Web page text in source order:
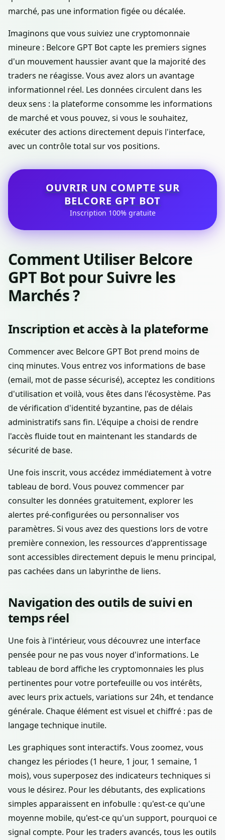
marché, pas une information figée ou décalée.
Imaginons que vous suiviez une cryptomonnaie
mineure : Belcore GPT Bot capte les premiers signes
d'un mouvement haussier avant que la majorité des
traders ne réagisse. Vous avez alors un avantage
informationnel réel. Les données circulent dans les
deux sens : la plateforme consomme les informations
de marché et vous pouvez, si vous le souhaitez,
exécuter des actions directement depuis l'interface,
avec un contrôle total sur vos positions.
OUVRIR UN COMPTE SUR
BELCORE GPT BOT
Inscription 100% gratuite
Comment Utiliser Belcore
GPT Bot pour Suivre les
Marchés ?
Inscription et accès à la plateforme
Commencer avec Belcore GPT Bot prend moins de
cinq minutes. Vous entrez vos informations de base
(email, mot de passe sécurisé), acceptez les conditions
d'utilisation et voilà, vous êtes dans l'écosystème. Pas
de vérification d'identité byzantine, pas de délais
administratifs sans fin. L'équipe a choisi de rendre
l'accès fluide tout en maintenant les standards de
sécurité de base.
Une fois inscrit, vous accédez immédiatement à votre
tableau de bord. Vous pouvez commencer par
consulter les données gratuitement, explorer les
alertes pré-configurées ou personnaliser vos
paramètres. Si vous avez des questions lors de votre
première connexion, les ressources d'apprentissage
sont accessibles directement depuis le menu principal,
pas cachées dans un labyrinthe de liens.
Navigation des outils de suivi en
temps réel
Une fois à l'intérieur, vous découvrez une interface
pensée pour ne pas vous noyer d'informations. Le
tableau de bord affiche les cryptomonnaies les plus
pertinentes pour votre portefeuille ou vos intérêts,
avec leurs prix actuels, variations sur 24h, et tendance
générale. Chaque élément est visuel et chiffré : pas de
langage technique inutile.
Les graphiques sont interactifs. Vous zoomez, vous
changez les périodes (1 heure, 1 jour, 1 semaine, 1
mois), vous superposez des indicateurs techniques si
vous le désirez. Pour les débutants, des explications
simples apparaissent en infobulle : qu'est-ce qu'une
moyenne mobile, qu'est-ce qu'un support, pourquoi ce
signal compte. Pour les traders avancés, tous les outils